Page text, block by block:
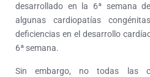
desarrollado en la 6ª semana
algunas cardiopatías
deficiencias en el desarrollo
6ª semana.
Sin embargo, no todas las